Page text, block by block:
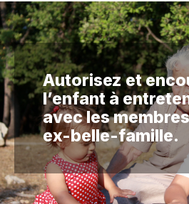
Autorisez et encouragez
l’enfant à
avec les
ex-belle-famille.